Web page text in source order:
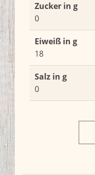
Zucker in g
0
Eiweiß in g
18
Salz in g
0